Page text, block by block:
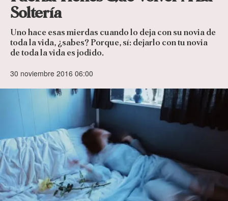
Soltería
Uno hace esas mierdas cuando lo deja con su novia de
toda la vida, ¿sabes? Porque, sí: dejarlo con tu novia
de toda la vida es jodido.
30 noviembre 2016 06:00